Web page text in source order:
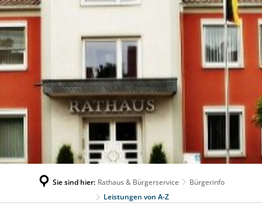
Sie sind hier: Rathaus & Bürgerservice
Bürgerinfo
Leistungen von A-Z